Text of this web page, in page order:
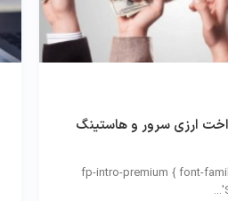
ارزی سرور و هاستینگ
.fp-intro-premium { font-